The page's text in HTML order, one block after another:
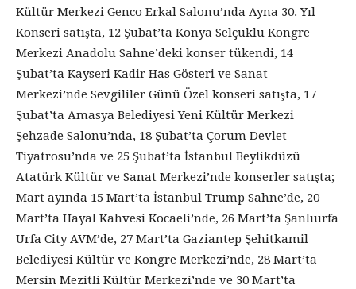
Kültür Merkezi Genco Erkal Salonu’nda Ayna 30. Yıl
Konseri satışta, 12 Şubat’ta Konya Selçuklu Kongre
Merkezi Anadolu Sahne’deki konser tükendi, 14
Şubat’ta Kayseri Kadir Has Gösteri ve Sanat
Merkezi’nde Sevgililer Günü Özel konseri satışta, 17
Şubat’ta Amasya Belediyesi Yeni Kültür Merkezi
Şehzade Salonu’nda, 18 Şubat’ta Çorum Devlet
Tiyatrosu’nda ve 25 Şubat’ta İstanbul Beylikdüzü
Atatürk Kültür ve Sanat Merkezi’nde konserler satışta;
Mart ayında 15 Mart’ta İstanbul Trump Sahne’de, 20
Mart’ta Hayal Kahvesi Kocaeli’nde, 26 Mart’ta Şanlıurfa
Urfa City AVM’de, 27 Mart’ta Gaziantep Şehitkamil
Belediyesi Kültür ve Kongre Merkezi’nde, 28 Mart’ta
Mersin Mezitli Kültür Merkezi’nde ve 30 Mart’ta